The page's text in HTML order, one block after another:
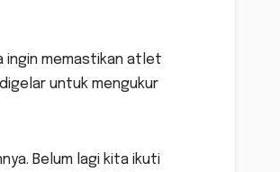
ingin memastikan atlet
untuk mengukur
Belum lagi kita ikuti